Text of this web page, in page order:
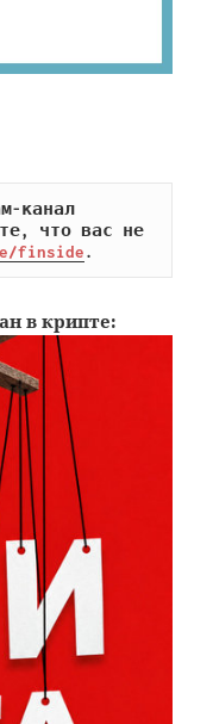
канал
что вас не
finside.
в крипте: